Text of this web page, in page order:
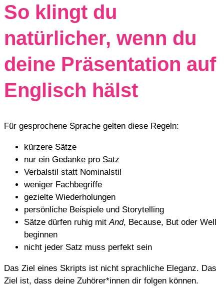
So klingt du
natürlicher, wenn du
deine Präsentation auf
Englisch hälst
Für gesprochene Sprache gelten diese Regeln:
kürzere Sätze
nur ein Gedanke pro Satz
Verbalstil statt Nominalstil
weniger Fachbegriffe
gezielte Wiederholungen
persönliche Beispiele und Storytelling
Sätze dürfen ruhig mitAnd, Because, But oder Well
beginnen
nicht jeder Satz muss perfekt sein
Das Ziel eines Skripts ist nicht sprachliche Eleganz. Das
Ziel ist, dass deine Zuhörer*innen dir folgen können.